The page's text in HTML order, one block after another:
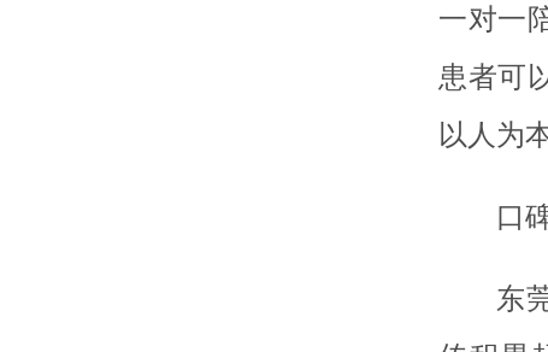
一对一
患者可
以人为
口
东